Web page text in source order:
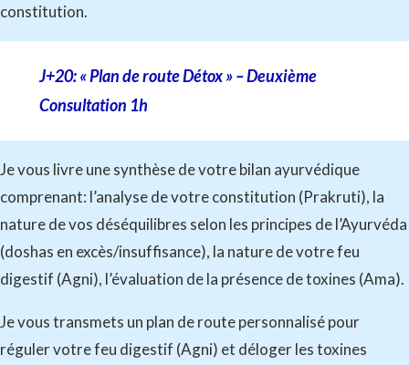
constitution.
J+20: « Plan de route Détox » – Deuxième
Consultation 1h
Je vous livre une synthèse de votre bilan ayurvédique
comprenant: l’analyse de votre constitution (Prakruti), la
nature de vos déséquilibres selon les principes de l’Ayurvéda
(doshas en excès/insuffisance), la nature de votre feu
digestif (Agni), l’évaluation de la présence de toxines (Ama).
Je vous transmets un plan de route personnalisé pour
réguler votre feu digestif (Agni) et déloger les toxines